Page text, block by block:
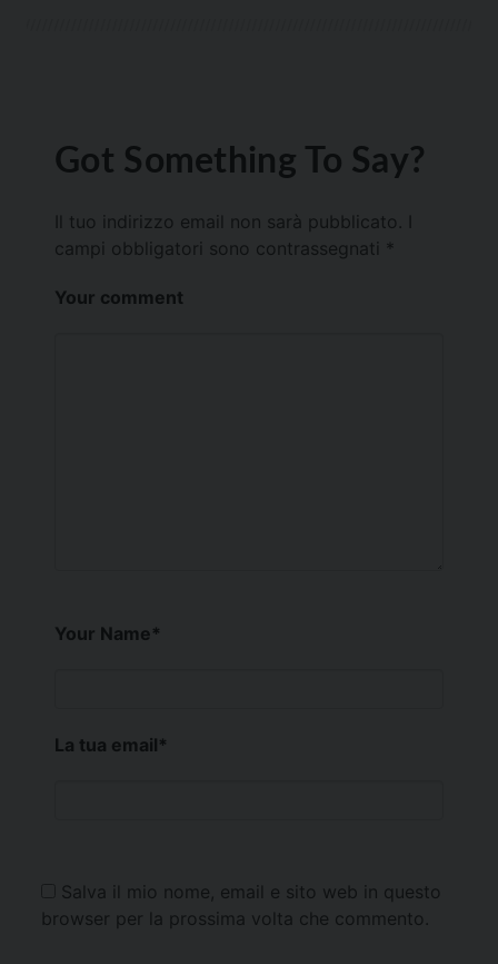
Got Something To Say?
Il tuo indirizzo email non sarà pubblicato.
campi obbligatori sono contrassegnati *
Your comment
Your Name*
La tua email*
Salva il mio nome, email e sito web in questo
browser per la prossima volta che commento.